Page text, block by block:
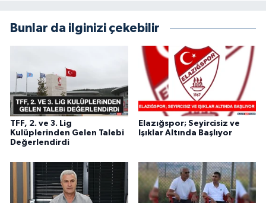
Bunlar da ilginizi çekebilir
TFF, 2. ve 3. Lig
Kulüplerinden Gelen Talebi
Değerlendirdi
Elazığspor; Seyircisiz ve
Işıklar Altında Başlıyor